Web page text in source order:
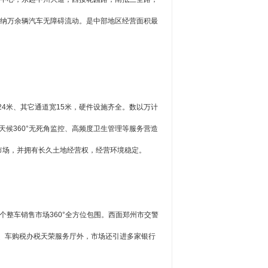
万余辆汽车无障碍流动。是中部地区经营面积最
米、其它通道宽15米，硬件设施齐全。数以万计
候360°无死角监控、高频度卫生管理等服务营造
，并拥有长久土地经营权，经营环境稳定。
整车销售市场360°全方位包围。西面郑州市交警
购税办税天荣服务厅外，市场还引进多家银行